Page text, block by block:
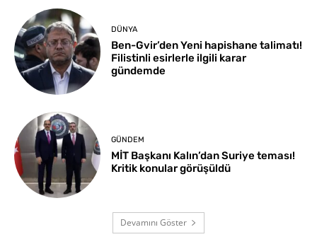
DÜNYA
Ben-Gvir’den Yeni hapishane talimatı!
Filistinli esirlerle ilgili karar
gündemde
GÜNDEM
MİT Başkanı Kalın’dan Suriye teması!
Kritik konular görüşüldü
Devamını Göster